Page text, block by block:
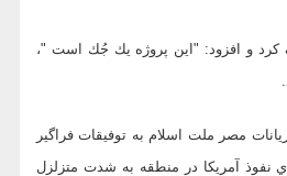
كرد و افزود: "اين پروژه يك جُك است "،
مصر ملت اسلام به توفيقات فراگير
نفوذ آمريكا در منطقه به شدت متزلزل